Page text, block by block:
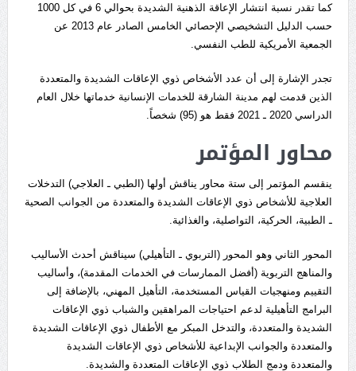
كما تقدر نسبة انتشار الإعاقة الذهنية الشديدة بحوالي 6 في كل 1000
حسب الدليل التشخيصي الإحصائي الخامس الصادر عام 2013 عن
الجمعية الأمريكية للطب النفسي.
تجدر الإشارة إلى أن عدد الأشخاص ذوي الإعاقات الشديدة والمتعددة
الذين قدمت لهم مدينة الشارقة للخدمات الإنسانية خدماتها خلال العام
الدراسي 2020 ـ 2021 فقط هو (95) شخصاً.
محاور المؤتمر
ينقسم المؤتمر إلى ستة محاور يناقش أولها (الطبي ـ العلاجي) التدخلات
العلاجية للأشخاص ذوي الإعاقات الشديدة والمتعددة من الجوانب الصحية
ـ الطبية، الحركية، التواصلية، والغذائية.
المحور الثاني وهو المحور (التربوي ـ التأهيلي) سيناقش أحدث الأساليب
والمناهج التربوية (أفضل الممارسات في الخدمات المقدمة)، وأساليب
التقييم ومنهجيات القياس المستخدمة، التأهيل المهني، بالإضافة إلى
البرامج التأهيلية لدعم احتياجات المراهقين والشباب ذوي الإعاقات
الشديدة والمتعددة، والتدخل المبكر مع الأطفال ذوي الإعاقات الشديدة
والمتعددة والجوانب الإبداعية للأشخاص ذوي الإعاقات الشديدة
والمتعددة ودمج الطلاب ذوي الإعاقات المتعددة والشديدة.